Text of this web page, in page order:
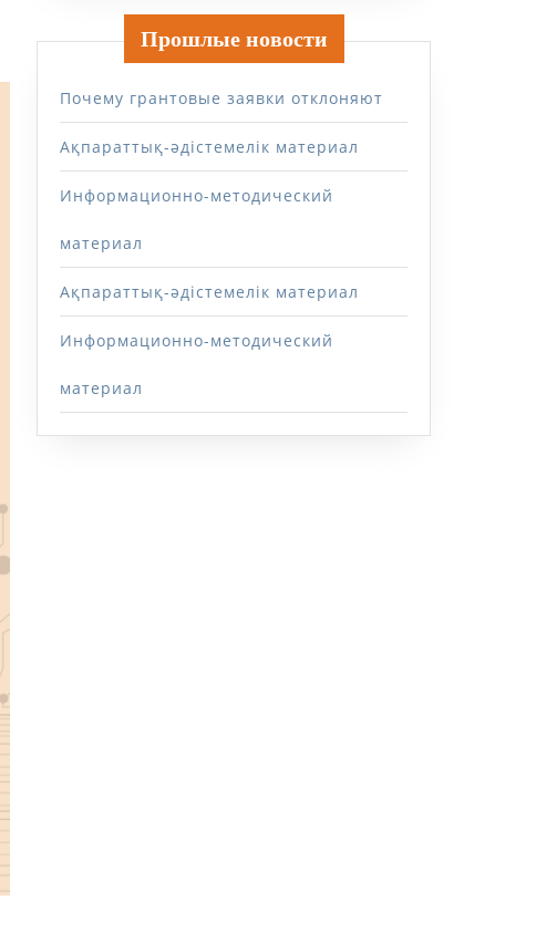
Прошлые новости
Почему грантовые заявки отклоняют
Ақпараттық-әдістемелік материал
Информационно-методический
материал
Ақпараттық-әдістемелік материал
Информационно-методический
материал